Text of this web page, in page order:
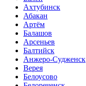
Ахтубинск
Абакан
Артём
Балашов
Арсеньев
Балтийск
Анжеро-Судженск
Верея
Белоусово